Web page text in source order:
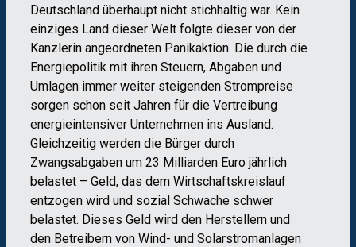
Deutschland überhaupt nicht stichhaltig war. Kein
einziges Land dieser Welt folgte dieser von der
Kanzlerin angeordneten Panikaktion. Die durch die
Energiepolitik mit ihren Steuern, Abgaben und
Umlagen immer weiter steigenden Strompreise
sorgen schon seit Jahren für die Vertreibung
energieintensiver Unternehmen ins Ausland.
Gleichzeitig werden die Bürger durch
Zwangsabgaben um 23 Milliarden Euro jährlich
belastet – Geld, das dem Wirtschaftskreislauf
entzogen wird und sozial Schwache schwer
belastet. Dieses Geld wird den Herstellern und
den Betreibern von Wind- und Solarstromanlagen